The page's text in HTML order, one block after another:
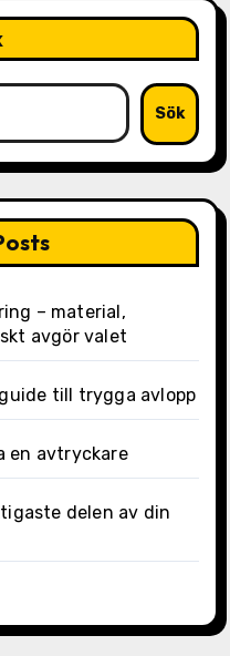
Sök
– material,
avgör valet
till trygga avlopp
en avtryckare
delen av din